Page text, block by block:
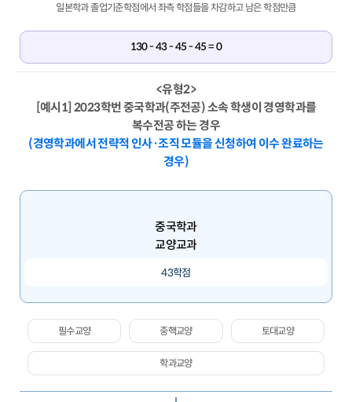
일본학과 졸업기준학점에서 좌측 학점들을 차감하고 남은 학점만큼
130 - 43 - 45 - 45 = 0
<유형2>
[예시1] 2023학번 중국학과(주전공) 소속 학생이 경영학과를
복수전공 하는 경우
(경영학과에서 전략적 인사·조직 모듈을 신청하여 이수 완료하는
경우)
중국학과
교양교과
43학점
필수교양 중핵교양 토대교양
학과교양